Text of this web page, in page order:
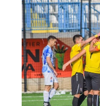
Pikëpamje
Art Jete
Kulturë
Showbiz